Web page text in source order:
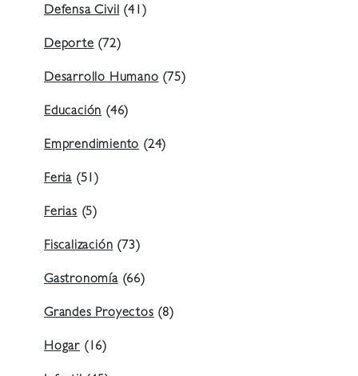
Defensa Civil(41)
Deporte(72)
Desarrollo Humano(75)
Educación(46)
Emprendimiento(24)
Feria (51)
Ferias(5)
Fiscalización(73)
Gastronomía(66)
Grandes Proyectos(8)
Hogar (16)